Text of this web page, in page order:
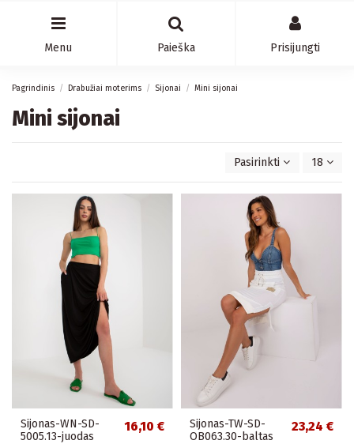
Menu Paieška Prisijungti
Pagrindinis Drabužiai moterims Sijonai Mini sijonai
Mini sijonai
Pasirinkti 18
Sijonas-WN-SD-
5005.13-juodas
16,10 €
Sijonas-TW-SD-
OB063.30-baltas
23,24 €